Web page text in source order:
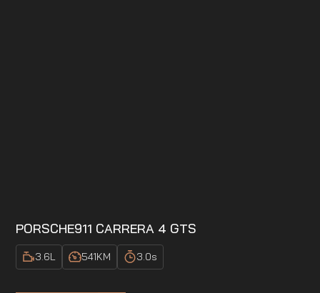
PORSCHE911 CARRERA 4 GTS
3.6L 541KM 3.0s